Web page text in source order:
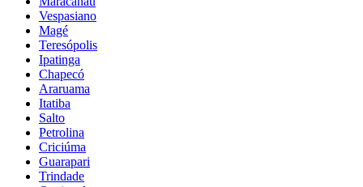
Vespasiano
Magé
Teresópolis
Ipatinga
Chapecó
Araruama
Itatiba
Salto
Petrolina
Criciúma
Guarapari
Trindade